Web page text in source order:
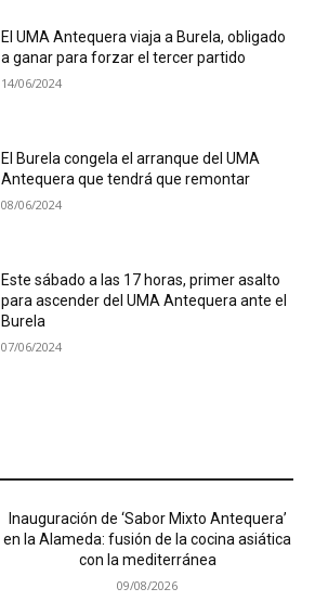
El UMA Antequera viaja a Burela, obligado
a ganar para forzar el tercer partido
14/06/2024
El Burela congela el arranque del UMA
Antequera que tendrá que remontar
08/06/2024
Este sábado a las 17 horas, primer asalto
para ascender del UMA Antequera ante el
Burela
07/06/2024
Inauguración de ‘Sabor Mixto Antequera’
en la Alameda: fusión de la cocina asiática
con la mediterránea
09/08/2026